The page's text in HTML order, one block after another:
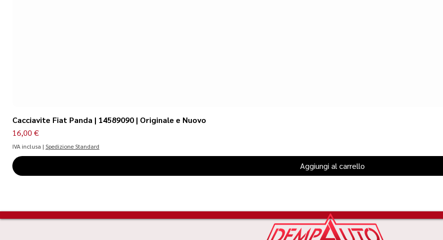
Cacciavite Fiat Panda | 14589090 | Originale e Nuovo
Prezzo
16,00 €
IVA inclusa | Spedizione Standard
Aggiungi al carrello